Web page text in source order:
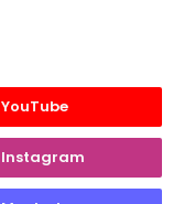
YouTube
Instagram